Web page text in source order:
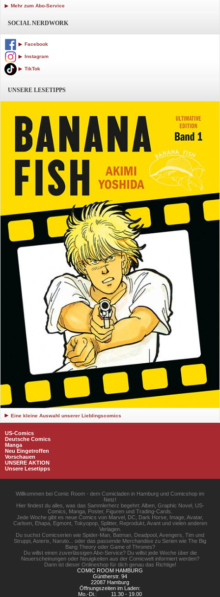
Mehr zum Abo-Service
SOCIAL NERDWORK
Facebook
Instagram
TikTok
UNSERE LESETIPPS
Eine kleine Auswahl unserer Lieblingscomics
US-Comics
Deutsche Comics
Manga
Neu Eingetroffen
Vorschauen
UNSERE AKTION
Unsere Lesetipps
Willkommen bei Comic Room - dem Comicladen in Hamburg und Comicshop im
Netz!
Hier findest du alles, was das Sammlerherz begehrt: Alben, Graphic Novel, US-
Comics, Manga, Poster, Figuren und Trading-Cards.
Jede Woche gibt es neue Comics von Marvel, DC, Dark Horse, Image, Avatar,
Carlsen, Ehapa, Egmont, Tokyopop, Splitter, Reprodukt, Avant und vielen anderen
Verlagen.
Du suchst Comicserien wie Spider-Man, Batman, Deadpool, Avengers, Tim und
Struppi, Asterix, Naruto... oder das passende Merchandise zu Serien wie The Big
Bang Theory oder Game of Thrones?
Du willst einen zuverlässigen Abo-Service? Du willst jede Woche über die
Neuerscheinungen oder Neuigkeiten aus der Comicwelt informiert werden?
Dann ist dieser Onlineshop für dich genau das Richtige!
COMIC ROOM HAMBURG
Güntherstr. 94
22087 Hamburg
Öffnungszeiten im Laden:
Mo.-Di.:
11.30 - 19.00